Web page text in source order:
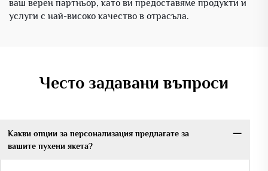
ваш верен партньор, като ви предоставяме продукти и
услуги с най-високо качество в отрасъла.
Често задавани въпроси
Какви опции за персонализация предлагате за
вашите пухени якета?